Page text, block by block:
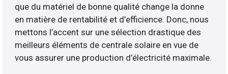
que du matériel de bonne qualité change la donne
en matière de rentabilité et d’efficience. Donc, nous
mettons l’accent sur une sélection drastique des
meilleurs éléments de centrale solaire en vue de
vous assurer une production d’électricité maximale.